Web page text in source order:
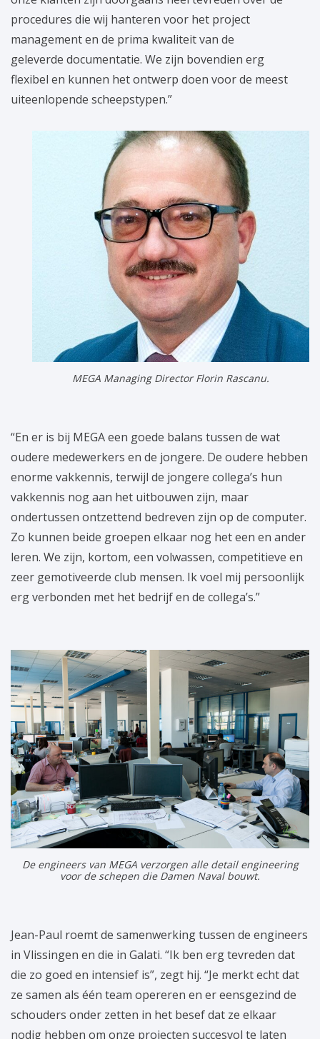
MEGA Managing Director Florin Rascanu.
procedures die wij hanteren voor het project
management en de prima kwaliteit van de
geleverde documentatie. We zijn bovendien erg
flexibel en kunnen het ontwerp doen voor de meest
uiteenlopende scheepstypen.”
“En er is bij MEGA een goede balans tussen de wat
oudere medewerkers en de jongere. De oudere hebben
enorme vakkennis, terwijl de jongere collega’s hun
vakkennis nog aan het uitbouwen zijn, maar
ondertussen ontzettend bedreven zijn op de computer.
Zo kunnen beide groepen elkaar nog het een en ander
leren. We zijn, kortom, een volwassen, competitieve en
zeer gemotiveerde club mensen. Ik voel mij persoonlijk
erg verbonden met het bedrijf en de collega’s.”
De engineers van MEGA verzorgen alle detail engineering
voor de schepen die Damen Naval bouwt.
Jean-Paul roemt de samenwerking tussen de engineers
in Vlissingen en die in Galati. “Ik ben erg tevreden dat
die zo goed en intensief is”, zegt hij. “Je merkt echt dat
ze samen als één team opereren en er eensgezind de
schouders onder zetten in het besef dat ze elkaar
nodig hebben om onze projecten succesvol te laten